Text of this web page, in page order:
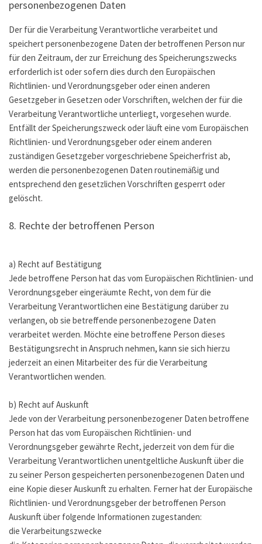
personenbezogenen Daten
Der für die Verarbeitung Verantwortliche verarbeitet und
speichert personenbezogene Daten der betroffenen Person nur
für den Zeitraum, der zur Erreichung des Speicherungszwecks
erforderlich ist oder sofern dies durch den Europäischen
Richtlinien- und Verordnungsgeber oder einen anderen
Gesetzgeber in Gesetzen oder Vorschriften, welchen der für die
Verarbeitung Verantwortliche unterliegt, vorgesehen wurde.
Entfällt der Speicherungszweck oder läuft eine vom Europäischen
Richtlinien- und Verordnungsgeber oder einem anderen
zuständigen Gesetzgeber vorgeschriebene Speicherfrist ab,
werden die personenbezogenen Daten routinemäßig und
entsprechend den gesetzlichen Vorschriften gesperrt oder
gelöscht.
8. Rechte der betroffenen Person
a) Recht auf Bestätigung
Jede betroffene Person hat das vom Europäischen Richtlinien- und
Verordnungsgeber eingeräumte Recht, von dem für die
Verarbeitung Verantwortlichen eine Bestätigung darüber zu
verlangen, ob sie betreffende personenbezogene Daten
verarbeitet werden. Möchte eine betroffene Person dieses
Bestätigungsrecht in Anspruch nehmen, kann sie sich hierzu
jederzeit an einen Mitarbeiter des für die Verarbeitung
Verantwortlichen wenden.
b) Recht auf Auskunft
Jede von der Verarbeitung personenbezogener Daten betroffene
Person hat das vom Europäischen Richtlinien- und
Verordnungsgeber gewährte Recht, jederzeit von dem für die
Verarbeitung Verantwortlichen unentgeltliche Auskunft über die
zu seiner Person gespeicherten personenbezogenen Daten und
eine Kopie dieser Auskunft zu erhalten. Ferner hat der Europäische
Richtlinien- und Verordnungsgeber der betroffenen Person
Auskunft über folgende Informationen zugestanden:
die Verarbeitungszwecke